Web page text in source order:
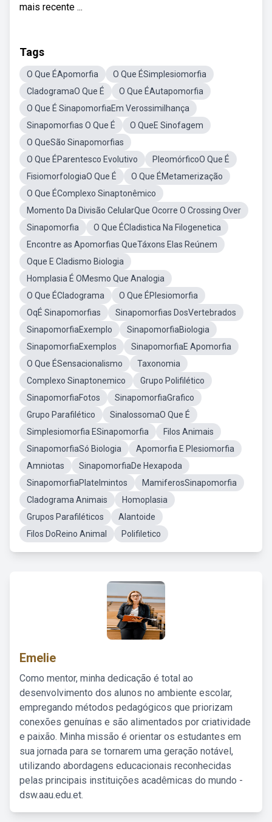
mais recente ...
Tags
O Que ÉApomorfia
O Que ÉSimplesiomorfia
CladogramaO Que É
O Que ÉAutapomorfia
O Que É SinapomorfiaEm Verossimilhança
Sinapomorfias O Que É
O QueE Sinofagem
O QueSão Sinapomorfias
O Que ÉParentesco Evolutivo
PleomórficoO Que É
FisiomorfologiaO Que É
O Que ÉMetamerização
O Que ÉComplexo Sinaptonêmico
Momento Da Divisão CelularQue Ocorre O Crossing Over
Sinapomorfia
O Que ÉCladistica Na Filogenetica
Encontre as Apomorfias QueTáxons Elas Reúnem
Oque E Cladismo Biologia
Homplasia É OMesmo Que Analogia
O Que ÉCladograma
O Que ÉPlesiomorfia
OqÉ Sinapomorfias
Sinapomorfias DosVertebrados
SinapomorfiaExemplo
SinapomorfiaBiologia
SinapomorfiaExemplos
SinapomorfiaE Apomorfia
O Que ÉSensacionalismo
Taxonomia
Complexo Sinaptonemico
Grupo Polifilético
SinapomorfiaFotos
SinapomorfiaGrafico
Grupo Parafilético
SinalossomaO Que É
Simplesiomorfia ESinapomorfia
Filos Animais
SinapomorfiaSó Biologia
Apomorfia E Plesiomorfia
Amniotas
SinapomorfiaDe Hexapoda
SinapomorfiaPlatelmintos
MamiferosSinapomorfia
Cladograma Animais
Homoplasia
Grupos Parafiléticos
Alantoide
Filos DoReino Animal
Polifiletico
Emelie
Como mentor, minha dedicação é total ao
desenvolvimento dos alunos no ambiente escolar,
empregando métodos pedagógicos que priorizam
conexões genuínas e são alimentados por criatividade
e paixão. Minha missão é orientar os estudantes em
sua jornada para se tornarem uma geração notável,
utilizando abordagens educacionais reconhecidas
pelas principais instituições acadêmicas do mundo -
dsw.aau.edu.et.